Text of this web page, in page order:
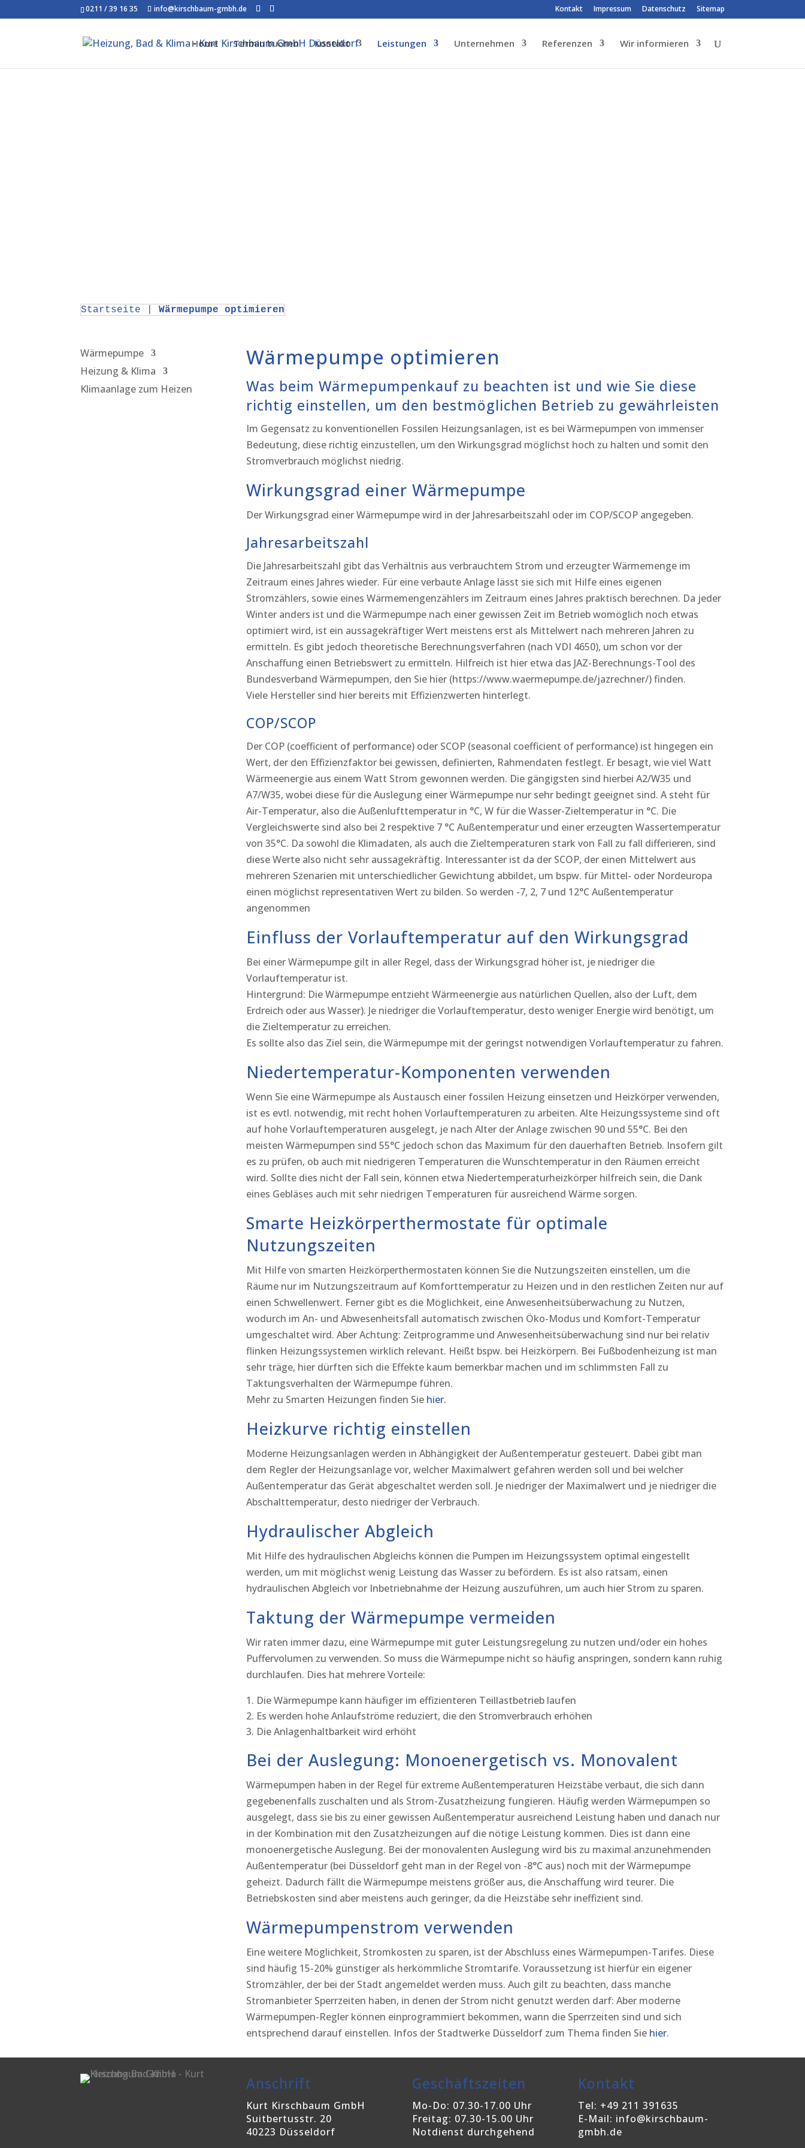
0211 / 39 16 35 info@kirschbaum-gmbh.de Kontakt Impressum Datenschutz Sitemap
Home Termin buchen Kontakt Leistungen Unternehmen Referenzen Wir informieren
Startseite |Wärmepumpe optimieren
Wärmepumpe
Heizung & Klima
Klimaanlage zum Heizen
Wärmepumpe optimieren
Was beim Wärmepumpenkauf zu beachten ist und wie Sie diese
richtig einstellen, um den bestmöglichen Betrieb zu gewährleisten
Im Gegensatz zu konventionellen Fossilen Heizungsanlagen, ist es bei Wärmepumpen von immenser
Bedeutung, diese richtig einzustellen, um den Wirkungsgrad möglichst hoch zu halten und somit den
Stromverbrauch möglichst niedrig.
Wirkungsgrad einer Wärmepumpe
Der Wirkungsgrad einer Wärmepumpe wird in der Jahresarbeitszahl oder im COP/SCOP angegeben.
Jahresarbeitszahl
Die Jahresarbeitszahl gibt das Verhältnis aus verbrauchtem Strom und erzeugter Wärmemenge im
Zeitraum eines Jahres wieder. Für eine verbaute Anlage lässt sie sich mit Hilfe eines eigenen
Stromzählers, sowie eines Wärmemengenzählers im Zeitraum eines Jahres praktisch berechnen. Da jeder
Winter anders ist und die Wärmepumpe nach einer gewissen Zeit im Betrieb womöglich noch etwas
optimiert wird, ist ein aussagekräftiger Wert meistens erst als Mittelwert nach mehreren Jahren zu
ermitteln. Es gibt jedoch theoretische Berechnungsverfahren (nach VDI 4650), um schon vor der
Anschaffung einen Betriebswert zu ermitteln. Hilfreich ist hier etwa das JAZ-Berechnungs-Tool des
Bundesverband Wärmepumpen, den Sie hier (https://www.waermepumpe.de/jazrechner/) finden.
Viele Hersteller sind hier bereits mit Effizienzwerten hinterlegt.
COP/SCOP
Der COP (coefficient of performance) oder SCOP (seasonal coefficient of performance) ist hingegen ein
Wert, der den Effizienzfaktor bei gewissen, definierten, Rahmendaten festlegt. Er besagt, wie viel Watt
Wärmeenergie aus einem Watt Strom gewonnen werden. Die gängigsten sind hierbei A2/W35 und
A7/W35, wobei diese für die Auslegung einer Wärmepumpe nur sehr bedingt geeignet sind. A steht für
Air-Temperatur, also die Außenlufttemperatur in °C, W für die Wasser-Zieltemperatur in °C. Die
Vergleichswerte sind also bei 2 respektive 7 °C Außentemperatur und einer erzeugten Wassertemperatur
von 35°C. Da sowohl die Klimadaten, als auch die Zieltemperaturen stark von Fall zu fall differieren, sind
diese Werte also nicht sehr aussagekräftig. Interessanter ist da der SCOP, der einen Mittelwert aus
mehreren Szenarien mit unterschiedlicher Gewichtung abbildet, um bspw. für Mittel- oder Nordeuropa
einen möglichst representativen Wert zu bilden. So werden -7, 2, 7 und 12°C Außentemperatur
angenommen
Einfluss der Vorlauftemperatur auf den Wirkungsgrad
Bei einer Wärmepumpe gilt in aller Regel, dass der Wirkungsgrad höher ist, je niedriger die
Vorlauftemperatur ist.
Hintergrund: Die Wärmepumpe entzieht Wärmeenergie aus natürlichen Quellen, also der Luft, dem
Erdreich oder aus Wasser). Je niedriger die Vorlauftemperatur, desto weniger Energie wird benötigt, um
die Zieltemperatur zu erreichen.
Es sollte also das Ziel sein, die Wärmepumpe mit der geringst notwendigen Vorlauftemperatur zu fahren.
Niedertemperatur-Komponenten verwenden
Wenn Sie eine Wärmepumpe als Austausch einer fossilen Heizung einsetzen und Heizkörper verwenden,
ist es evtl. notwendig, mit recht hohen Vorlauftemperaturen zu arbeiten. Alte Heizungssysteme sind oft
auf hohe Vorlauftemperaturen ausgelegt, je nach Alter der Anlage zwischen 90 und 55°C. Bei den
meisten Wärmepumpen sind 55°C jedoch schon das Maximum für den dauerhaften Betrieb. Insofern gilt
es zu prüfen, ob auch mit niedrigeren Temperaturen die Wunschtemperatur in den Räumen erreicht
wird. Sollte dies nicht der Fall sein, können etwa Niedertemperaturheizkörper hilfreich sein, die Dank
eines Gebläses auch mit sehr niedrigen Temperaturen für ausreichend Wärme sorgen.
Smarte Heizkörperthermostate für optimale
Nutzungszeiten
Mit Hilfe von smarten Heizkörperthermostaten können Sie die Nutzungszeiten einstellen, um die
Räume nur im Nutzungszeitraum auf Komforttemperatur zu Heizen und in den restlichen Zeiten nur auf
einen Schwellenwert. Ferner gibt es die Möglichkeit, eine Anwesenheitsüberwachung zu Nutzen,
wodurch im An- und Abwesenheitsfall automatisch zwischen Öko-Modus und Komfort-Temperatur
umgeschaltet wird. Aber Achtung: Zeitprogramme und Anwesenheitsüberwachung sind nur bei relativ
flinken Heizungssystemen wirklich relevant. Heißt bspw. bei Heizkörpern. Bei Fußbodenheizung ist man
sehr träge, hier dürften sich die Effekte kaum bemerkbar machen und im schlimmsten Fall zu
Taktungsverhalten der Wärmepumpe führen.
Mehr zu Smarten Heizungen finden Sie hier.
Heizkurve richtig einstellen
Moderne Heizungsanlagen werden in Abhängigkeit der Außentemperatur gesteuert. Dabei gibt man
dem Regler der Heizungsanlage vor, welcher Maximalwert gefahren werden soll und bei welcher
Außentemperatur das Gerät abgeschaltet werden soll. Je niedriger der Maximalwert und je niedriger die
Abschalttemperatur, desto niedriger der Verbrauch.
Hydraulischer Abgleich
Mit Hilfe des hydraulischen Abgleichs können die Pumpen im Heizungssystem optimal eingestellt
werden, um mit möglichst wenig Leistung das Wasser zu befördern. Es ist also ratsam, einen
hydraulischen Abgleich vor Inbetriebnahme der Heizung auszuführen, um auch hier Strom zu sparen.
Taktung der Wärmepumpe vermeiden
Wir raten immer dazu, eine Wärmepumpe mit guter Leistungsregelung zu nutzen und/oder ein hohes
Puffervolumen zu verwenden. So muss die Wärmepumpe nicht so häufig anspringen, sondern kann ruhig
durchlaufen. Dies hat mehrere Vorteile:
Die Wärmepumpe kann häufiger im effizienteren Teillastbetrieb laufen
Es werden hohe Anlaufströme reduziert, die den Stromverbrauch erhöhen
Die Anlagenhaltbarkeit wird erhöht
Bei der Auslegung: Monoenergetisch vs. Monovalent
Wärmepumpen haben in der Regel für extreme Außentemperaturen Heizstäbe verbaut, die sich dann
gegebenenfalls zuschalten und als Strom-Zusatzheizung fungieren. Häufig werden Wärmepumpen so
ausgelegt, dass sie bis zu einer gewissen Außentemperatur ausreichend Leistung haben und danach nur
in der Kombination mit den Zusatzheizungen auf die nötige Leistung kommen. Dies ist dann eine
monoenergetische Auslegung. Bei der monovalenten Auslegung wird bis zu maximal anzunehmenden
Außentemperatur (bei Düsseldorf geht man in der Regel von -8°C aus) noch mit der Wärmepumpe
geheizt. Dadurch fällt die Wärmepumpe meistens größer aus, die Anschaffung wird teurer. Die
Betriebskosten sind aber meistens auch geringer, da die Heizstäbe sehr ineffizient sind.
Wärmepumpenstrom verwenden
Eine weitere Möglichkeit, Stromkosten zu sparen, ist der Abschluss eines Wärmepumpen-Tarifes. Diese
sind häufig 15-20% günstiger als herkömmliche Stromtarife. Voraussetzung ist hierfür ein eigener
Stromzähler, der bei der Stadt angemeldet werden muss. Auch gilt zu beachten, dass manche
Stromanbieter Sperrzeiten haben, in denen der Strom nicht genutzt werden darf: Aber moderne
Wärmepumpen-Regler können einprogrammiert bekommen, wann die Sperrzeiten sind und sich
entsprechend darauf einstellen. Infos der Stadtwerke Düsseldorf zum Thema finden Sie hier.
Anschrift
Kurt Kirschbaum GmbH
Suitbertusstr. 20
40223 Düsseldorf
Geschäftszeiten
Mo-Do: 07.30-17.00 Uhr
Freitag: 07.30-15.00 Uhr
Notdienst durchgehend
Kontakt
Tel: +49 211 391635
E-Mail: info@kirschbaum-
gmbh.de